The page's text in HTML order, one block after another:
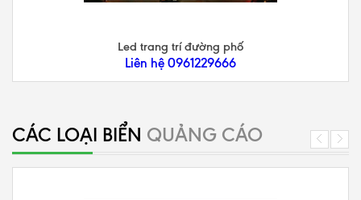
Led trang trí đường phố
Liên hệ 0961229666
CÁC LOẠI BIỂN QUẢNG CÁO